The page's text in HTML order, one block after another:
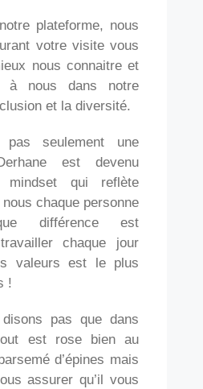
plateforme, nous
votre visite vous
nous connaitre et
à nous dans notre
et la diversité.
pas seulement une
est devenu
mindset qui reflète
nous chaque personne
différence est
chaque jour
valeurs est le plus
!
pas que dans
est rose bien au
d’épines mais
assurer qu’il vous